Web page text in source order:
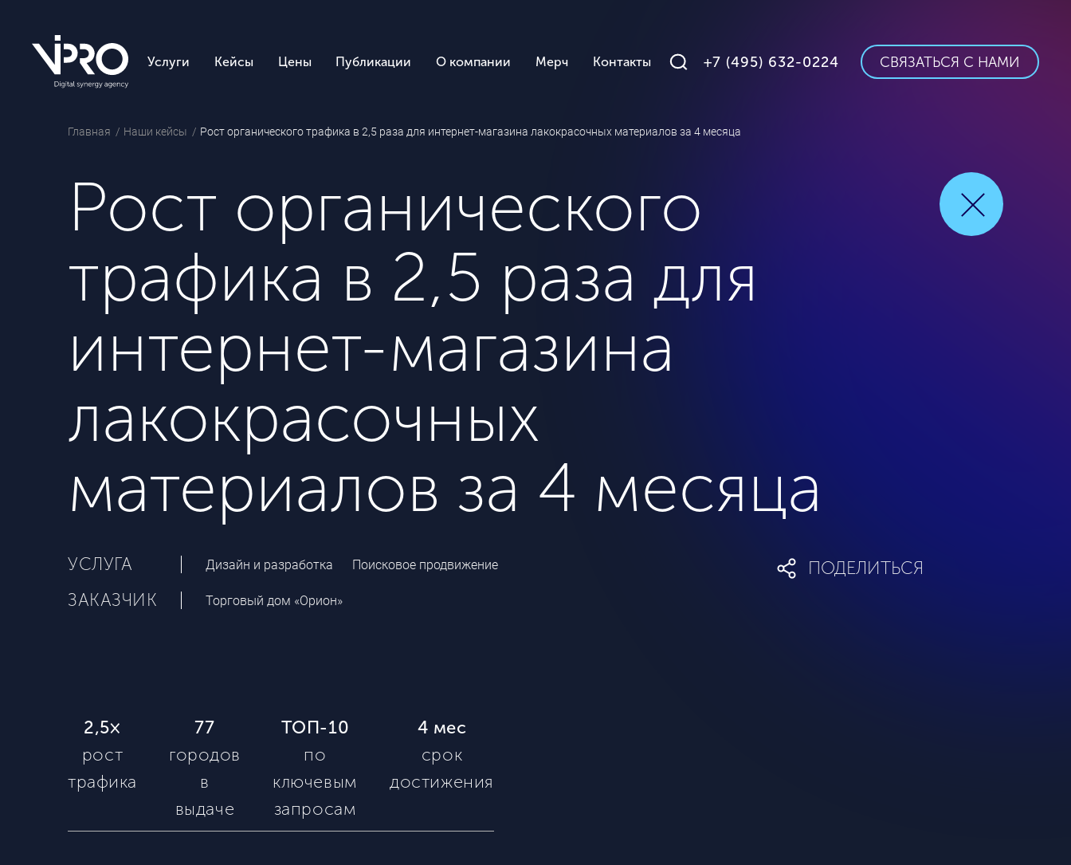
Услуги Кейсы Цены Публикации О компании Мерч Контакты +7 (495) 632-0224 СВЯЗАТЬСЯ С НАМИ
Главная Наши кейсы Рост органического трафика в 2,5 раза для интернет-магазина лакокрасочных материалов за 4 месяца
Рост органического
трафика в 2,5 раза для
интернет-магазина
лакокрасочных
материалов за 4 месяца
УСЛУГА Дизайн и разработка Поисковое продвижение
ЗАКАЗЧИК Торговый дом «Орион»
ПОДЕЛИТЬСЯ
2,5×
рост
трафика
77
городов
в
выдаче
ТОП-10
по
ключевым
запросам
4 мес
срок
достижения